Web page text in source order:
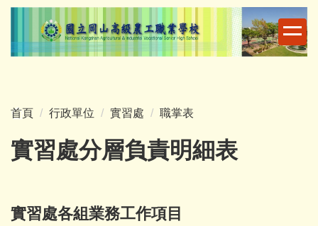
跳
主
區
首頁 行政單位 實習處 職掌表
實習處分層負責明細表
實習處各組業務工作項目